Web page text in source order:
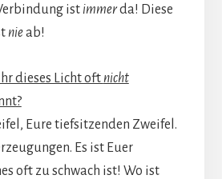
ist immerda! Diese
nieab!
dieses Licht oftnicht
Eure tiefsitzenden Zweifel.
Es ist Euer
oft zu schwach ist! Wo ist